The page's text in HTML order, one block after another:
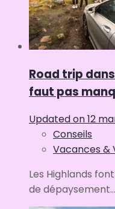
Road trip
faut pas
Updated on12
Conseils
Vacances &
Les Highlands
de